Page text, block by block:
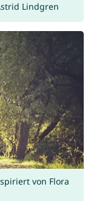
Lindgren
von Flora